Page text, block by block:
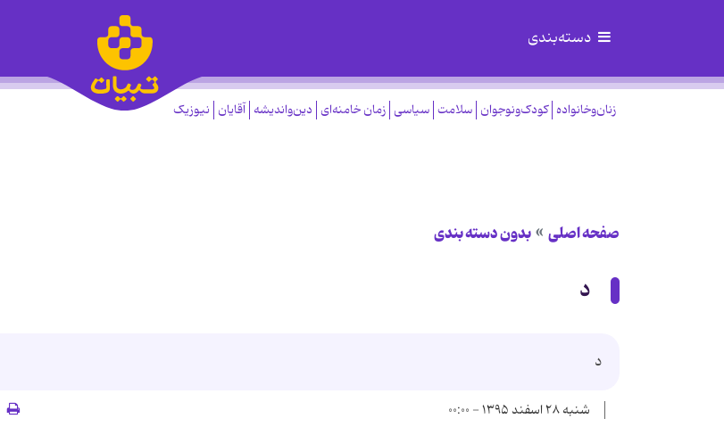
دسته‌بندی
زنان‌وخانواده کودک‌ونوجوان سلامت سیاسی زمان خامنه‌ای دین‌واندیشه آقایان نیوزیک
صفحه اصلی بدون دسته بندی
د
د
شنبه ۲۸ اسفند ۱۳۹۵ - ۰۰:۰۰